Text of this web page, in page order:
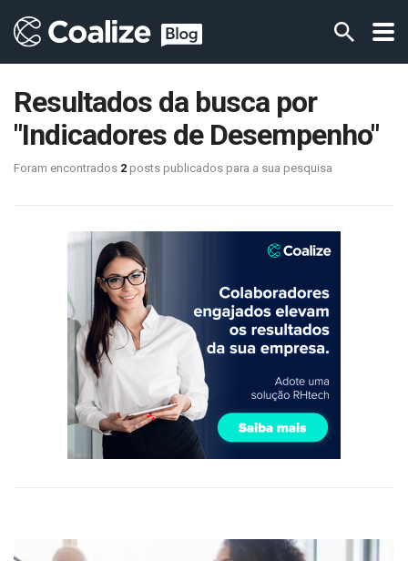
Resultados da busca por
"Indicadores de Desempenho"
Foram encontrados 2 posts publicados para a sua pesquisa